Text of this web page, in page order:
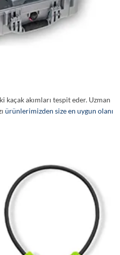
akımları tespit eder. Uzman
ürünlerimizden size en uygun olanı